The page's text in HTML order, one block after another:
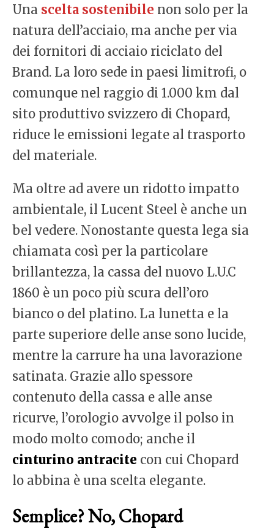
Una scelta sostenibile non solo per la
natura dell’acciaio, ma anche per via
dei fornitori di acciaio riciclato del
Brand. La loro sede in paesi limitrofi, o
comunque nel raggio di 1.000 km dal
sito produttivo svizzero di Chopard,
riduce le emissioni legate al trasporto
del materiale.
Ma oltre ad avere un ridotto impatto
ambientale, il Lucent Steel è anche un
bel vedere. Nonostante questa lega sia
chiamata così per la particolare
brillantezza, la cassa del nuovo L.U.C
1860 è un poco più scura dell’oro
bianco o del platino. La lunetta e la
parte superiore delle anse sono lucide,
mentre la carrure ha una lavorazione
satinata. Grazie allo spessore
contenuto della cassa e alle anse
ricurve, l’orologio avvolge il polso in
modo molto comodo; anche il
cinturino antracite con cui Chopard
lo abbina è una scelta elegante.
Semplice? No, Chopard